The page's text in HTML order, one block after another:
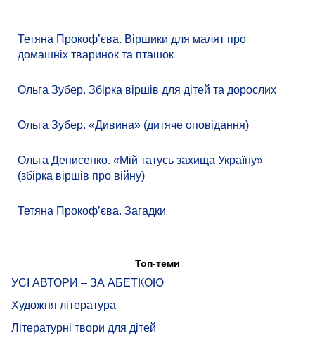
Тетяна Прокоф’єва. Віршики для малят про
домашніх тваринок та пташок
Ольга Зубер. Збірка віршів для дітей та дорослих
Ольга Зубер. «Дивина» (дитяче оповідання)
Ольга Денисенко. «Мій татусь захища Україну»
(збірка віршів про війну)
Тетяна Прокоф’єва. Загадки
Топ-теми
УСІ АВТОРИ – ЗА АБЕТКОЮ
Художня література
Літературні твори для дітей